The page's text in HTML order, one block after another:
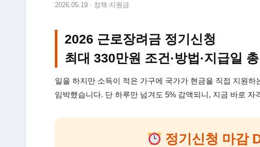
2026.05.19 · 정책·지원금
2026 근로장려금 정기신청
최대 330만원 조건·방법·지급일 총
일을 하지만 소득이 적은 가구에 국가가 현금을 직접 지원하
임박했습니다. 단 하루만 넘겨도 5% 감액되니, 지금 바로 자
정기신청 마감